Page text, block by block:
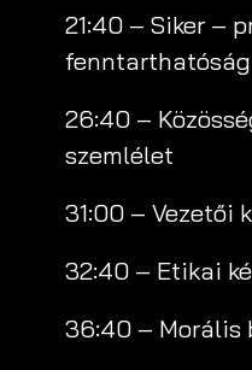
21:40 – Siker –
fenntarthatóság
26:40 –
szemlélet
31:00 – Vezetői
32:40 – Etikai
36:40 – Morális